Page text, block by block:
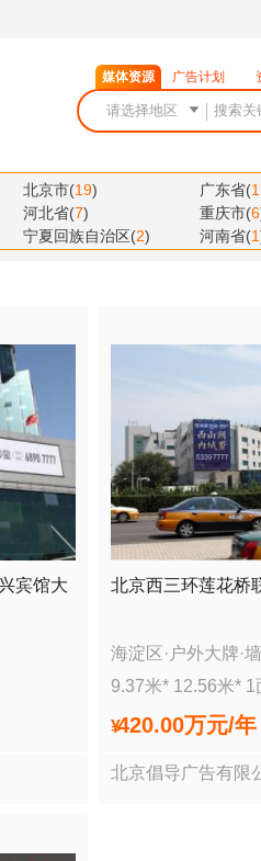
媒体资源 广告计划
北京市(19) 广东省(
河北省(7) 重庆市(6
宁夏回族自治区(2) 河南省(1
宾馆大
北京西三环莲花桥
海淀区· 户外大牌·
9.37米* 12.56米* 1
¥420.00万元/年
北京倡导广告有限